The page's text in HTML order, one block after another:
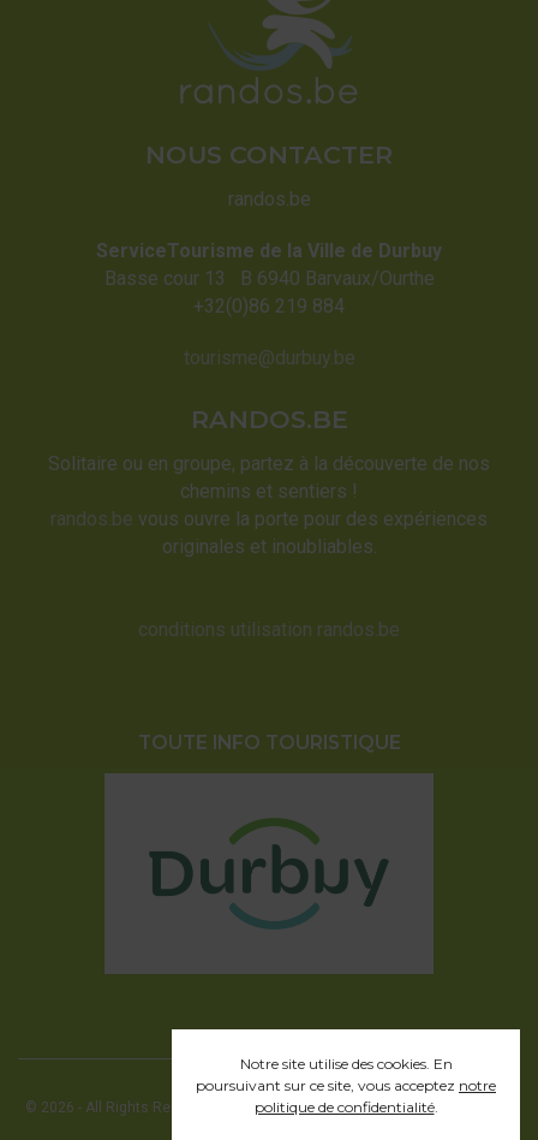
NOUS CONTACTER
randos.be
ServiceTourisme de la Ville de Durbuy
Basse cour 13 B 6940 Barvaux/Ourthe
+32(0)86 219 884
tourisme@durbuy.be
RANDOS.BE
Solitaire ou en groupe, partez à la découverte de nos
chemins et sentiers !
randos.be vous ouvre la porte pour des expériences
originales et inoubliables.
conditions utilisation randos.be
TOUTE INFO TOURISTIQUE
© 2026 - All Rights Reserved - Office communal du Tourisme de la ville de
Notre site utilise des cookies. En
poursuivant sur ce site, vous acceptez notre
politique de confidentialité.